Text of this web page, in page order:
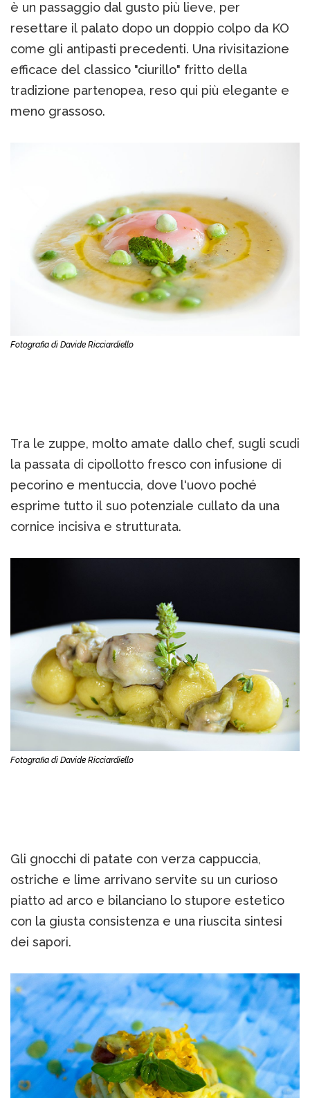
è un passaggio dal gusto più lieve, per
resettare il palato dopo un doppio colpo da KO
come gli antipasti precedenti. Una rivisitazione
efficace del classico "ciurillo" fritto della
tradizione partenopea, reso qui più elegante e
meno grassoso.
Fotografia di Davide Ricciardiello
Tra le zuppe, molto amate dallo chef, sugli scudi
la passata di cipollotto fresco con infusione di
pecorino e mentuccia, dove l'uovo poché
esprime tutto il suo potenziale cullato da una
cornice incisiva e strutturata.
Fotografia di Davide Ricciardiello
Gli gnocchi di patate con verza cappuccia,
ostriche e lime arrivano servite su un curioso
piatto ad arco e bilanciano lo stupore estetico
con la giusta consistenza e una riuscita sintesi
dei sapori.